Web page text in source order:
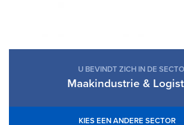
U BEVINDT ZICH IN DE
Maakindustrie &
KIES EEN ANDERE SECTOR